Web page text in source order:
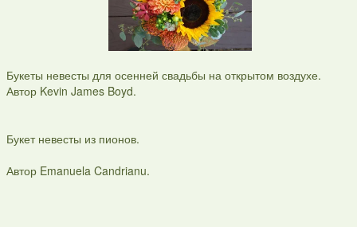
Букеты невесты для осенней свадьбы на открытом воздухе.
Автор Kevin James Boyd.
Букет невесты из пионов.
Автор Emanuela Candrianu.